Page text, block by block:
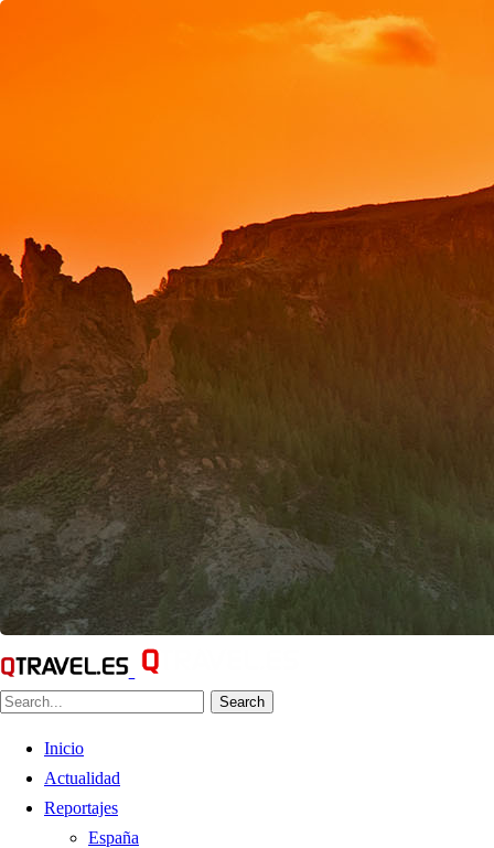
Search
Inicio
Actualidad
Reportajes
España